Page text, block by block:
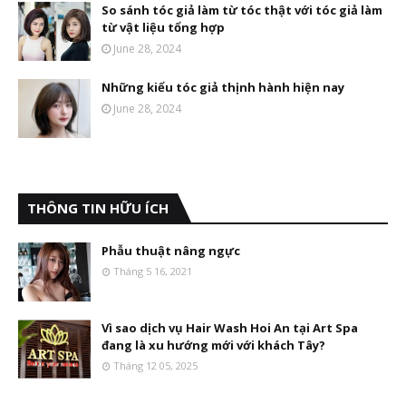
So sánh tóc giả làm từ tóc thật với tóc giả làm
từ vật liệu tổng hợp
June 28, 2024
Những kiểu tóc giả thịnh hành hiện nay
June 28, 2024
THÔNG TIN HỮU ÍCH
Phẫu thuật nâng ngực
Tháng 5 16, 2021
Vì sao dịch vụ Hair Wash Hoi An tại Art Spa
đang là xu hướng mới với khách Tây?
Tháng 12 05, 2025